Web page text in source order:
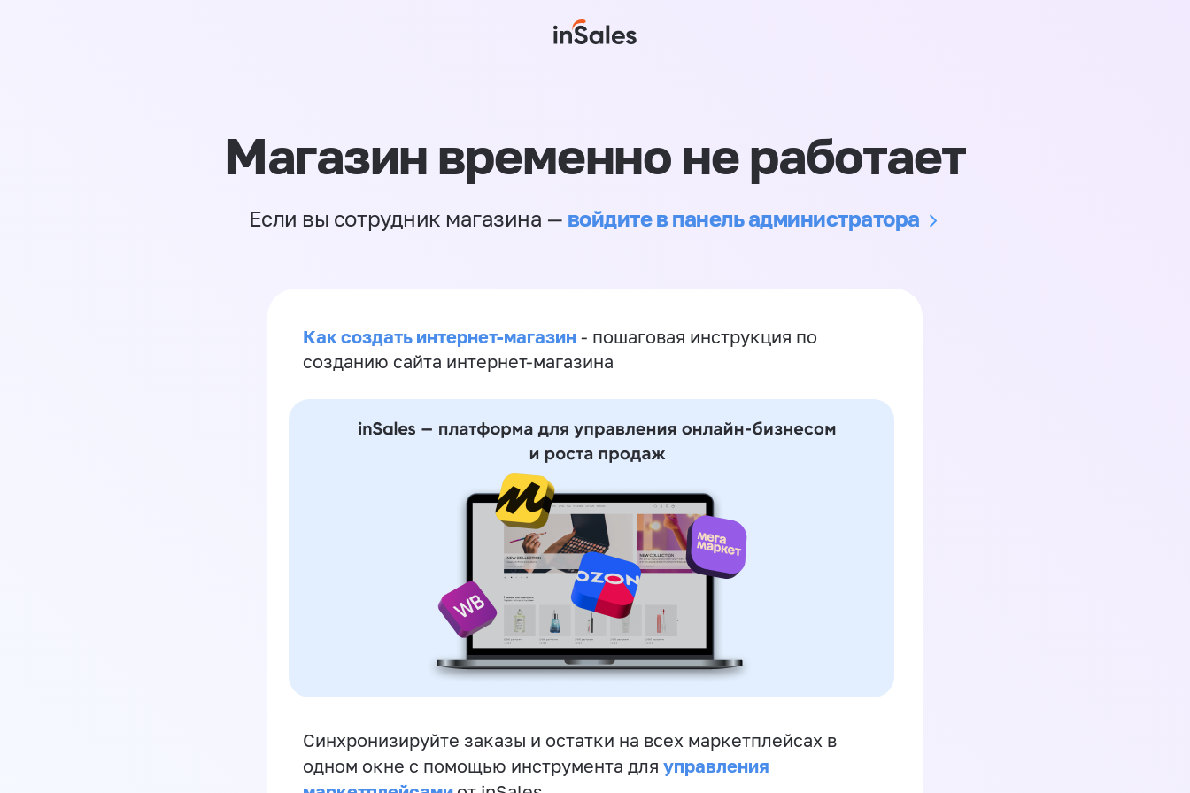
Магазин временно не работает
Если вы сотрудник магазина — войдите в панель администратора
Как создать интернет-магазин - пошаговая инструкция по
созданию сайта интернет-магазина
Синхронизируйте заказы и остатки на всех маркетплейсах в
одном окне с помощью инструмента для управления